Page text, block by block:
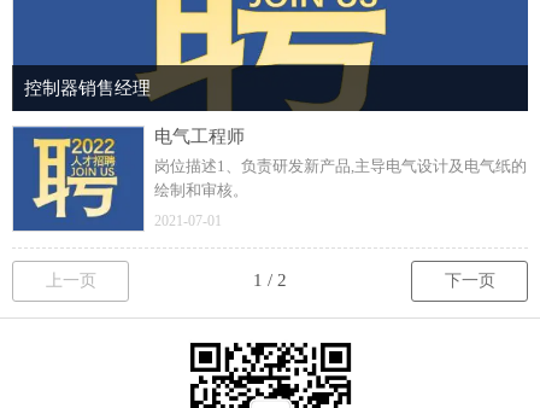
控制器销售经理
电气工程师
岗位描述1、负责研发新产品,主导电气设计及电气纸的
绘制和审核。
2021-07-01
上一页 下一页